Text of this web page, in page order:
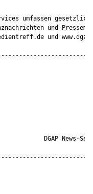
umfassen
und
und
DGAP News-